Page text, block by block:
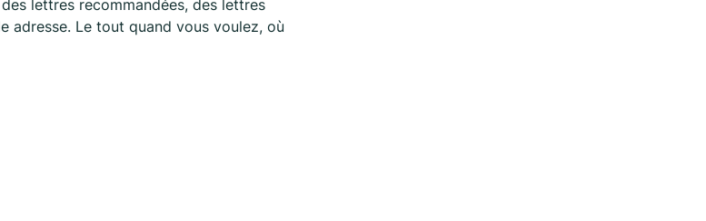
lettres recommandées, des lettres
adresse. Le tout quand vous voulez, où